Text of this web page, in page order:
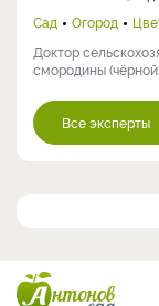
Сад Огород
Доктор
смородины
Все эксперты